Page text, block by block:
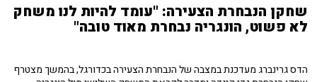
שחקן הנבחרת הצעירה: "עומד להיות לנו משחק
לא פשוט, הונגריה נבחרת מאוד טובה"
הדס גרינברג מעדכנת במצבה של הנבחרת הצעירה בכדורגל, בהמשך מצטרף